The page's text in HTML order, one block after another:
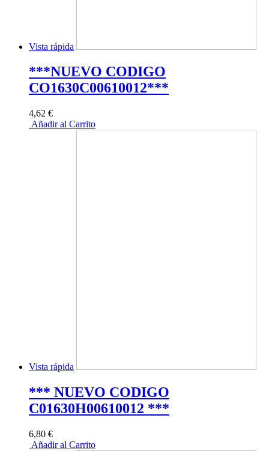
Vista rápida
***NUEVO CODIGO
CO1630C00610012***
4,62 €
Añadir al Carrito
Vista rápida
*** NUEVO CODIGO
C01630H00610012 ***
6,80 €
Añadir al Carrito